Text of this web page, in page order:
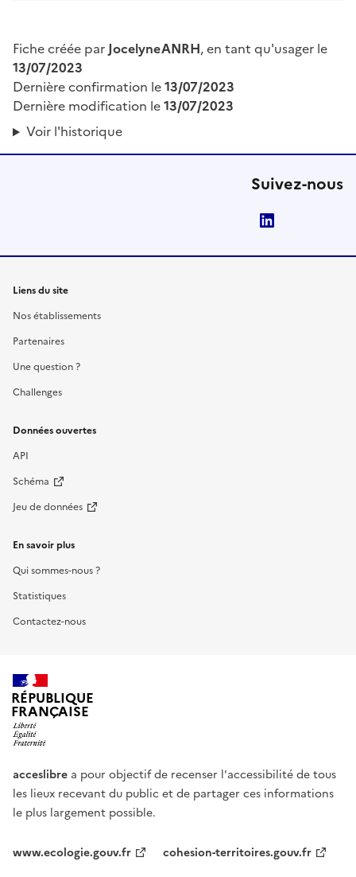
Fiche créée par JocelyneANRH, en tant qu'usager le
13/07/2023
Dernière confirmation le13/07/2023
Dernière modification le13/07/2023
Voir l'historique
Suivez-nous
Liens du site
Nos établissements
Partenaires
Une question ?
Challenges
Données ouvertes
API
Schéma
Jeu de données
En savoir plus
Qui sommes-nous ?
Statistiques
Contactez-nous
RÉPUBLIQUE
FRANÇAISE
acceslibre a pour objectif de recenser l'accessibilité de tous
les lieux recevant du public et de partager ces informations
le plus largement possible.
www.ecologie.gouv.fr
cohesion-territoires.gouv.fr